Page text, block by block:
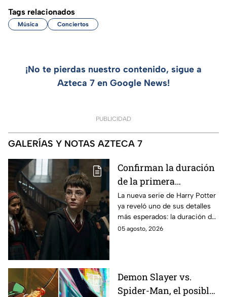
Tags relacionados
Música Conciertos
¡No te pierdas nuestro contenido, sigue a
Azteca 7 en Google News!
PUBLICIDAD
GALERÍAS Y NOTAS AZTECA 7
Confirman la duración
de la primera
temporada de Harry
Potter y emocionará a
los fans de los libros
La nueva serie de Harry Potter
ya reveló uno de sus detalles
más esperados: la duración de
la primera temporada basada
05 agosto, 2026
Demon Slayer vs.
Spider-Man, el posible